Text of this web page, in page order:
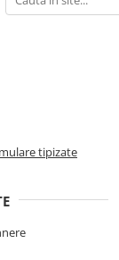
tipizate